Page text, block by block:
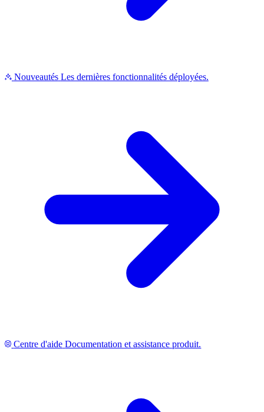
Nouveautés Les dernières fonctionnalités déployées.
Centre d'aide Documentation et assistance produit.